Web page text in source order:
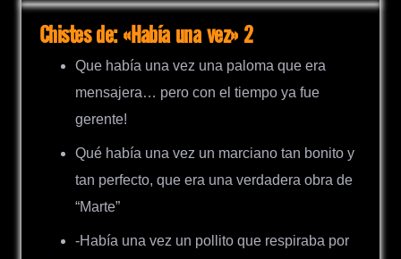
Chistes de: «Había una vez» 2
Que había una vez una paloma que era
mensajera… pero con el tiempo ya fue
gerente!
Qué había una vez un marciano tan bonito y
tan perfecto, que era una verdadera obra de
“Marte”
-Había una vez un pollito que respiraba por